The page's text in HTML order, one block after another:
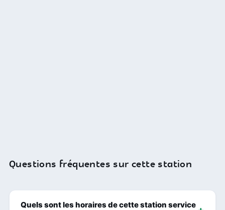
Questions fréquentes sur cette station
Quels sont les horaires de cette station service